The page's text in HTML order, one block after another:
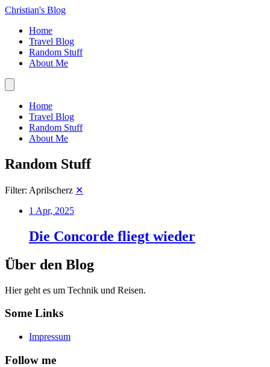
Christian's Blog
Home
Travel Blog
Random Stuff
About Me
Home
Travel Blog
Random Stuff
About Me
Random Stuff
Filter: Aprilscherz ✕
1 Apr, 2025
Die Concorde fliegt wieder
Über den Blog
Hier geht es um Technik und Reisen.
Some Links
Impressum
Follow me